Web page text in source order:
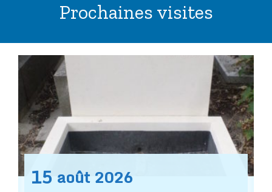
Prochaines visites
15 août 2026